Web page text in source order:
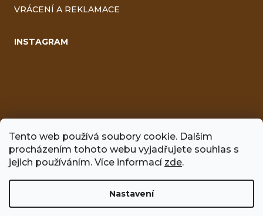
Tento web používá soubory cookie. Dalším
procházením tohoto webu vyjadřujete souhlas s
jejich používáním. Více informací zde.
Nastavení
VRÁCENÍ A REKLAMACE
INSTAGRAM
FACEBOOK